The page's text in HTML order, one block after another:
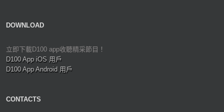
DOWNLOAD
立即下載D100 app收聽精采節目！
D100 App iOS 用戶
D100 App Android 用戶
CONTACTS